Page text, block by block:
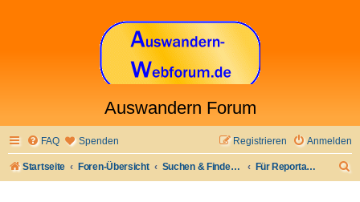
Auswandern Forum
FAQ Spenden Anmelden
Registrieren
Startseite Foren-Übersicht Suchen & Finden: Jobs & Arbeit und anderes Für Reportagen u.ä. gesucht ...